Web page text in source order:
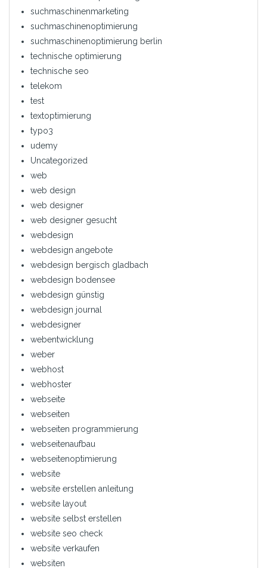
suchmaschinenmarketing
suchmaschinenoptimierung
suchmaschinenoptimierung berlin
technische optimierung
technische seo
telekom
test
textoptimierung
typo3
udemy
Uncategorized
web
web design
web designer
web designer gesucht
webdesign
webdesign angebote
webdesign bergisch gladbach
webdesign bodensee
webdesign günstig
webdesign journal
webdesigner
webentwicklung
weber
webhost
webhoster
webseite
webseiten
webseiten programmierung
webseitenaufbau
webseitenoptimierung
website
website erstellen anleitung
website layout
website selbst erstellen
website seo check
website verkaufen
websiten